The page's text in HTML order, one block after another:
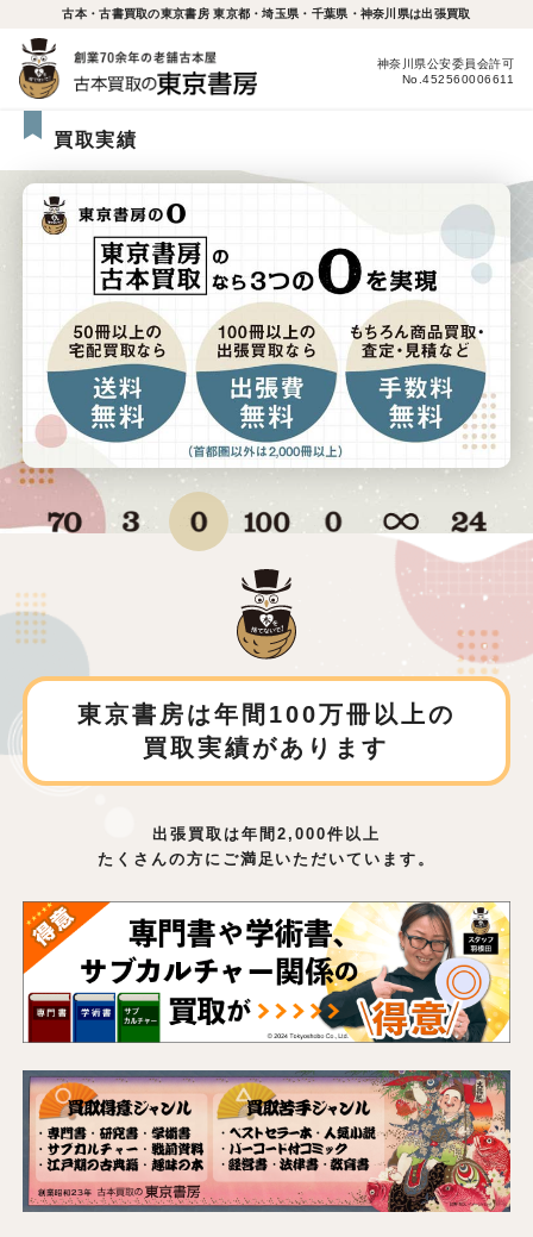
古本・古書買取の東京書房 東京都・埼玉県・千葉県・神奈川県は出張買取
神奈川県公安委員会許可
No.452560006611
買取実績
東京書房は年間100万冊以上の
買取実績があります
出張買取は年間2,000件以上
たくさんの方にご満足いただいています。